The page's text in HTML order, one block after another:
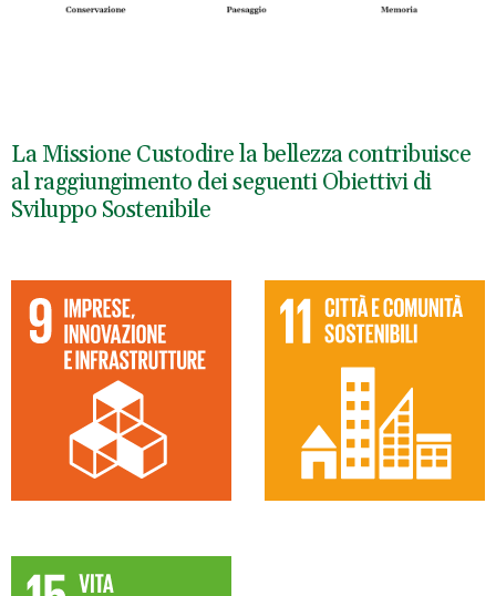
La Missione Custodire la bellezza contribuisce
al raggiungimento dei seguenti Obiettivi di
Sviluppo Sostenibile